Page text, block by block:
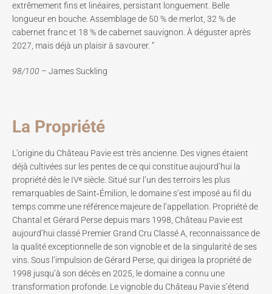
extrêmement fins et linéaires, persistant longuement. Belle
longueur en bouche. Assemblage de 50 % de merlot, 32 % de
cabernet franc et 18 % de cabernet sauvignon. À déguster après
2027, mais déjà un plaisir à savourer. “
98/100 – James Suckling
La Propriété
L’origine du Château Pavie est très ancienne. Des vignes étaient
déjà cultivées sur les pentes de ce qui constitue aujourd’hui la
propriété dès le IVᵉ siècle. Situé sur l’un des terroirs les plus
remarquables de Saint‑Émilion, le domaine s’est imposé au fil du
temps comme une référence majeure de l’appellation. Propriété de
Chantal et Gérard Perse depuis mars 1998, Château Pavie est
aujourd’hui classé Premier Grand Cru Classé A, reconnaissance de
la qualité exceptionnelle de son vignoble et de la singularité de ses
vins. Sous l’impulsion de Gérard Perse, qui dirigea la propriété de
1998 jusqu’à son décès en 2025, le domaine a connu une
transformation profonde. Le vignoble du Château Pavie s’étend